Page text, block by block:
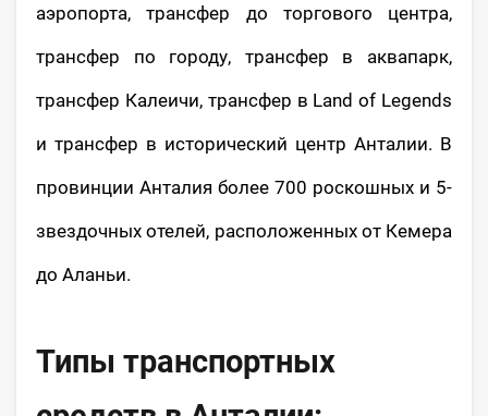
аэропорта, трансфер до торгового центра,
трансфер по городу, трансфер в аквапарк,
трансфер Калеичи, трансфер в Land of Legends
и трансфер в исторический центр Анталии. В
провинции Анталия более 700 роскошных и 5-
звездочных отелей, расположенных от Кемера
до Аланьи.
Типы транспортных